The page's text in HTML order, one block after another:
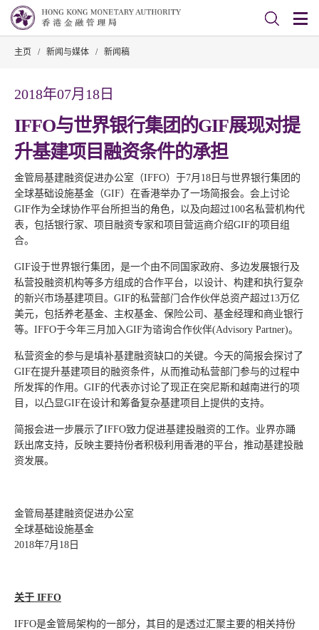
主页 / 新闻与媒体 / 新闻稿
2018年07月18日
IFFO与世界银行集团的GIF展现对提
升基建项目融资条件的承担
金管局基建融资促进办公室（IFFO）于7月18日与世界银行集团的
全球基础设施基金（GIF）在香港举办了一场简报会。会上讨论
GIF作为全球协作平台所担当的角色，以及向超过100名私营机构代
表，包括银行家、项目融资专家和项目营运商介绍GIF的项目组
合。
GIF设于世界银行集团，是一个由不同国家政府、多边发展银行及
私营投融资机构等多方组成的合作平台，以设计、构建和执行复杂
的新兴市场基建项目。GIF的私营部门合作伙伴总资产超过13万亿
美元，包括养老基金、主权基金、保险公司、基金经理和商业银行
等。IFFO于今年三月加入GIF为谘询合作伙伴(Advisory Partner)。
私营资金的参与是填补基建融资缺口的关键。今天的简报会探讨了
GIF在提升基建项目的融资条件，从而推动私营部门参与的过程中
所发挥的作用。GIF的代表亦讨论了现正在突尼斯和越南进行的项
目，以凸显GIF在设计和筹备复杂基建项目上提供的支持。
简报会进一步展示了IFFO致力促进基建投融资的工作。业界亦踊
跃出席支持，反映主要持份者积极利用香港的平台，推动基建投融
资发展。
金管局基建融资促进办公室
全球基础设施基金
2018年7月18日
关于 IFFO
IFFO是金管局架构的一部分，其目的是透过汇聚主要的相关持份